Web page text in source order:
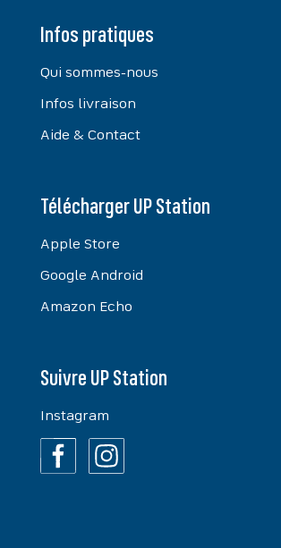
Infos pratiques
Qui sommes-nous
Infos livraison
Aide & Contact
Télécharger UP Station
Apple Store
Google Android
Amazon Echo
Suivre UP Station
Instagram